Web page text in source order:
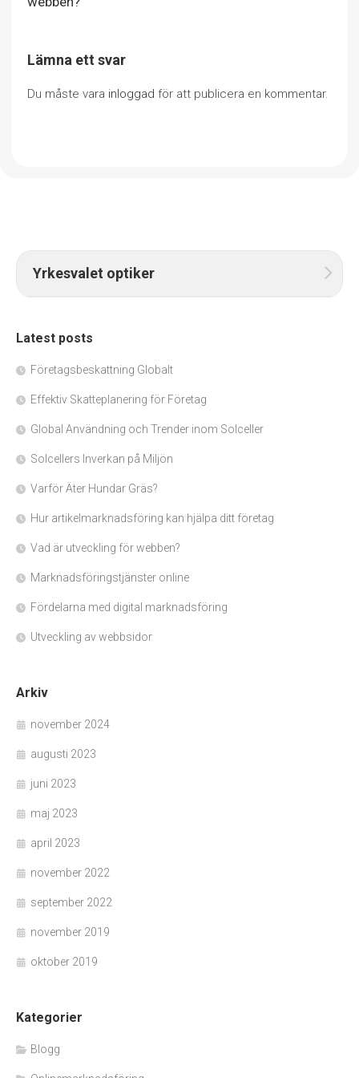
Lämna ett svar
Du måste vara inloggad för att publicera en kommentar.
Yrkesvalet optiker
Latest posts
Företagsbeskattning Globalt
Effektiv Skatteplanering för Företag
Global Användning och Trender inom Solceller
Solcellers Inverkan på Miljön
Varför Äter Hundar Gräs?
Hur artikelmarknadsföring kan hjälpa ditt företag
Vad är utveckling för webben?
Marknadsföringstjänster online
Fördelarna med digital marknadsföring
Utveckling av webbsidor
Arkiv
november 2024
augusti 2023
juni 2023
maj 2023
april 2023
november 2022
september 2022
november 2019
oktober 2019
Kategorier
Blogg